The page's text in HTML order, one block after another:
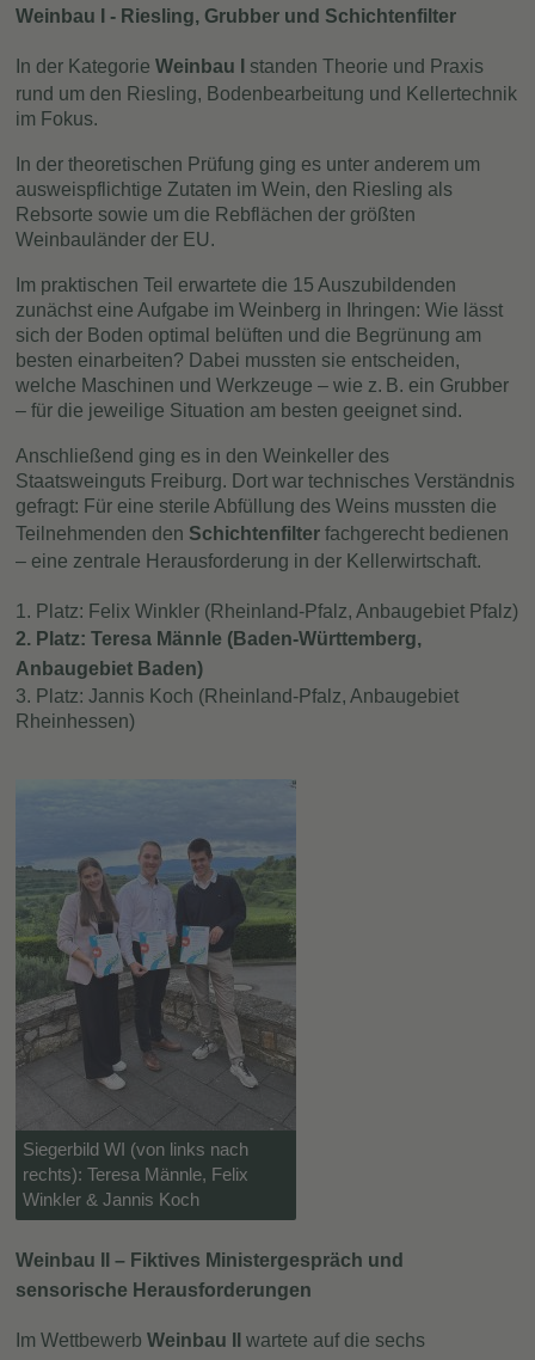
Weinbau I - Riesling, Grubber und Schichtenfilter
In der Kategorie Weinbau I
standen Theorie und Praxis
rund um den Riesling, Bodenbearbeitung und Kellertechnik
im Fokus.
In der theoretischen Prüfung ging es unter anderem um
ausweispflichtige Zutaten im Wein, den Riesling als
Rebsorte sowie um die Rebflächen der größten
Weinbauländer der EU.
Im praktischen Teil erwartete die 15 Auszubildenden
zunächst eine Aufgabe im Weinberg in Ihringen: Wie lässt
sich der Boden optimal belüften und die Begrünung am
besten einarbeiten? Dabei mussten sie entscheiden,
welche Maschinen und Werkzeuge – wie z. B. ein Grubber
– für die jeweilige Situation am besten geeignet sind.
Anschließend ging es in den Weinkeller des
Staatsweinguts Freiburg. Dort war technisches Verständnis
gefragt: Für eine sterile Abfüllung des Weins mussten die
Teilnehmenden den Schichtenfilterfachgerecht bedienen
– eine zentrale Herausforderung in der Kellerwirtschaft.
1. Platz: Felix Winkler (Rheinland-Pfalz, Anbaugebiet Pfalz)
2. Platz: Teresa Männle (Baden-Württemberg,
Anbaugebiet Baden)
3. Platz: Jannis Koch (Rheinland-Pfalz, Anbaugebiet
Rheinhessen)
Siegerbild WI (von links nach
rechts): Teresa Männle, Felix
Winkler & Jannis Koch
Weinbau II – Fiktives Ministergespräch und
sensorische Herausforderungen
Im Wettbewerb Weinbau II
wartete auf die sechs